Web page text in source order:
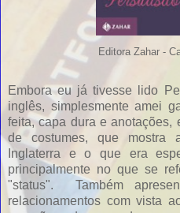
Editora Zahar -
Embora eu já tivesse lido
inglês, simplesmente amei
feita, capa dura e anotações,
de costumes, que mostra
Inglaterra e o que era
principalmente no que se
"status". Também
relacionamentos com vista